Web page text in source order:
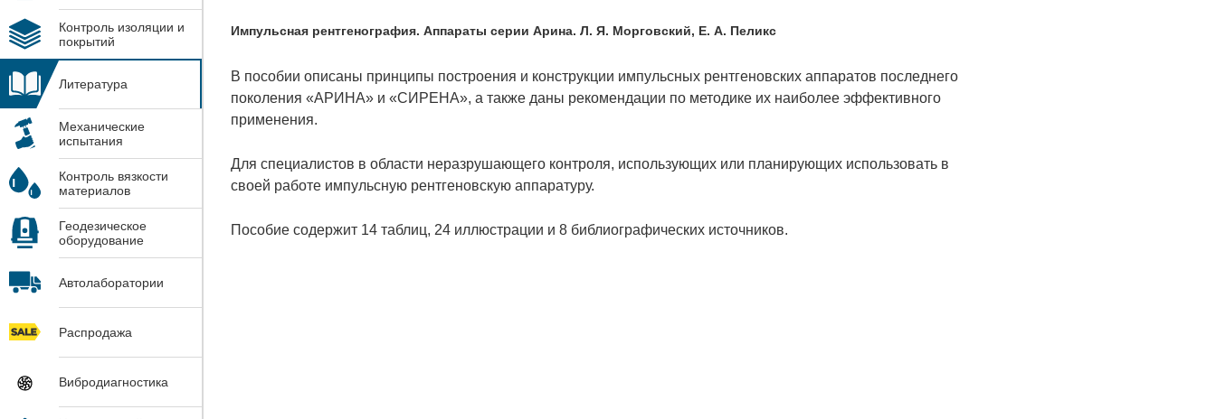
Контроль изоляции и
покрытий
Литература
Механические
испытания
Контроль вязкости
материалов
Геодезическое
оборудование
Автолаборатории
Распродажа
Вибродиагностика
Импульсная рентгенография. Аппараты серии Арина. Л. Я. Морговский, Е. А. Пеликс
В пособии описаны принципы построения и конструкции импульсных рентгеновских аппаратов последнего
поколения «АРИНА» и «СИРЕНА», а также даны рекомендации по методике их наиболее эффективного
применения.
Для специалистов в области неразрушающего контроля, использующих или планирующих использовать в
своей работе импульсную рентгеновскую аппаратуру.
Пособие содержит 14 таблиц, 24 иллюстрации и 8 библиографических источников.